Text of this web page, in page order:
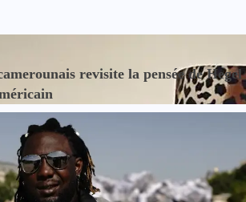
revisite la pensée de Hegel